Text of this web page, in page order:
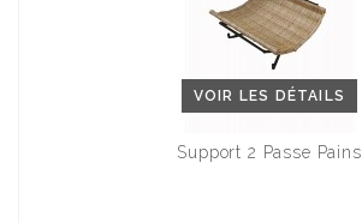
VOIR LES DÉTAILS
Support 2 Passe Pains